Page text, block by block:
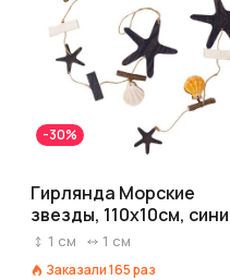
-30%
Гирлянда Морские
звезды, 110х10см,
1 см 1 см
Заказали165раз